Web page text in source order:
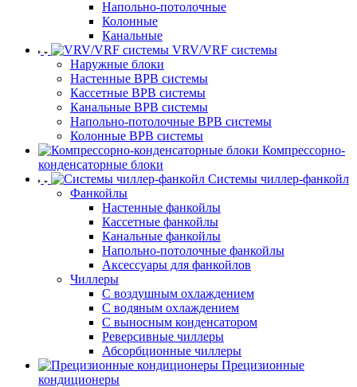
Напольно-потолочные
Колонные
Канальные
VRV/VRF системы
Наружные блоки
Настенные ВРВ системы
Кассетные ВРВ системы
Канальные ВРВ системы
Напольно-потолочные ВРВ системы
Колонные ВРВ системы
Компрессорно-
конденсаторные блоки
Системы чиллер-фанкойл
Фанкойлы
Настенные фанкойлы
Кассетные фанкойлы
Канальные фанкойлы
Напольно-потолочные фанкойлы
Аксессуары для фанкойлов
Чиллеры
С воздушным охлаждением
С водяным охлаждением
С выносным конденсатором
Реверсивные чиллеры
Абсорбционные чиллеры
Прецизионные
кондиционеры